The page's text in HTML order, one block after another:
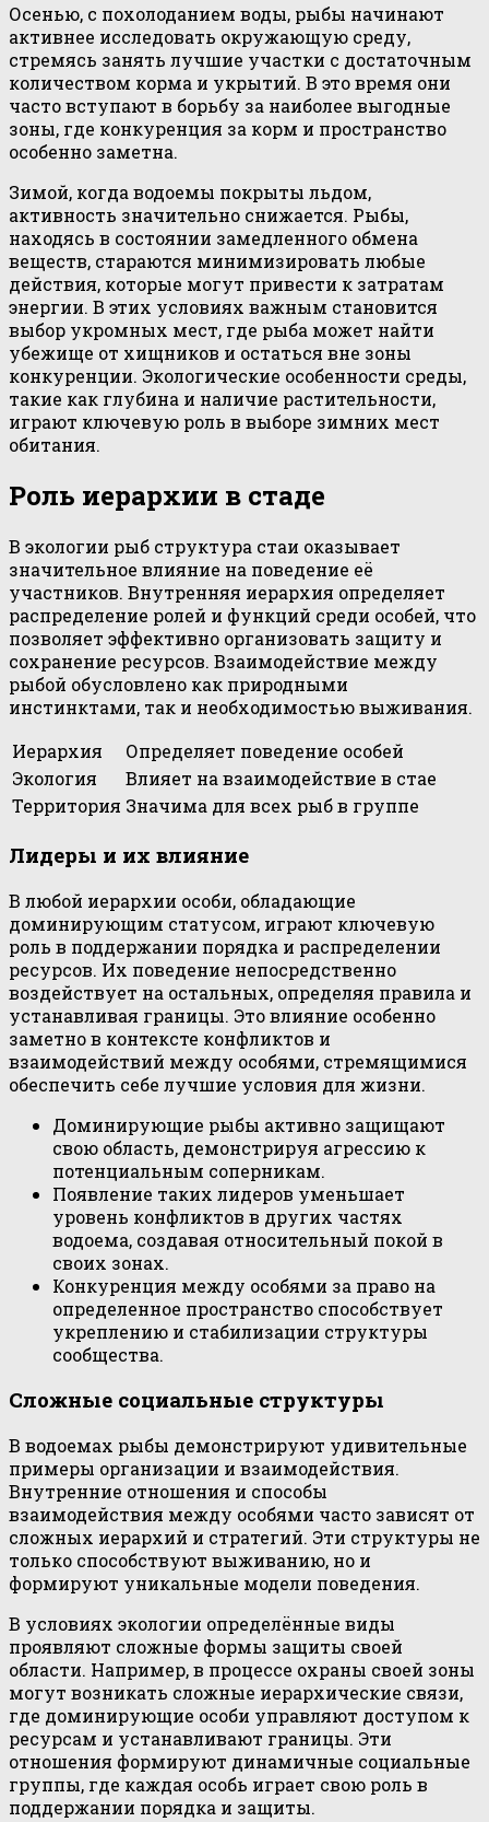
Осенью, с похолоданием воды, рыбы начинают
активнее исследовать окружающую среду,
стремясь занять лучшие участки с достаточным
количеством корма и укрытий. В это время они
часто вступают в борьбу за наиболее выгодные
зоны, где конкуренция за корм и пространство
особенно заметна.
Зимой, когда водоемы покрыты льдом,
активность значительно снижается. Рыбы,
находясь в состоянии замедленного обмена
веществ, стараются минимизировать любые
действия, которые могут привести к затратам
энергии. В этих условиях важным становится
выбор укромных мест, где рыба может найти
убежище от хищников и остаться вне зоны
конкуренции. Экологические особенности среды,
такие как глубина и наличие растительности,
играют ключевую роль в выборе зимних мест
обитания.
Роль иерархии в стаде
В экологии рыб структура стаи оказывает
значительное влияние на поведение её
участников. Внутренняя иерархия определяет
распределение ролей и функций среди особей, что
позволяет эффективно организовать защиту и
сохранение ресурсов. Взаимодействие между
рыбой обусловлено как природными
инстинктами, так и необходимостью выживания.
Иерархия
Определяет поведение особей
Экология
Влияет на взаимодействие в стае
Территория Значима для всех рыб в группе
Лидеры и их влияние
В любой иерархии особи, обладающие
доминирующим статусом, играют ключевую
роль в поддержании порядка и распределении
ресурсов. Их поведение непосредственно
воздействует на остальных, определяя правила и
устанавливая границы. Это влияние особенно
заметно в контексте конфликтов и
взаимодействий между особями, стремящимися
обеспечить себе лучшие условия для жизни.
Доминирующие рыбы активно защищают
свою область, демонстрируя агрессию к
потенциальным соперникам.
Появление таких лидеров уменьшает
уровень конфликтов в других частях
водоема, создавая относительный покой в
своих зонах.
Конкуренция между особями за право на
определенное пространство способствует
укреплению и стабилизации структуры
сообщества.
Сложные социальные структуры
В водоемах рыбы демонстрируют удивительные
примеры организации и взаимодействия.
Внутренние отношения и способы
взаимодействия между особями часто зависят от
сложных иерархий и стратегий. Эти структуры не
только способствуют выживанию, но и
формируют уникальные модели поведения.
В условиях экологии определённые виды
проявляют сложные формы защиты своей
области. Например, в процессе охраны своей зоны
могут возникать сложные иерархические связи,
где доминирующие особи управляют доступом к
ресурсам и устанавливают границы. Эти
отношения формируют динамичные социальные
группы, где каждая особь играет свою роль в
поддержании порядка и защиты.